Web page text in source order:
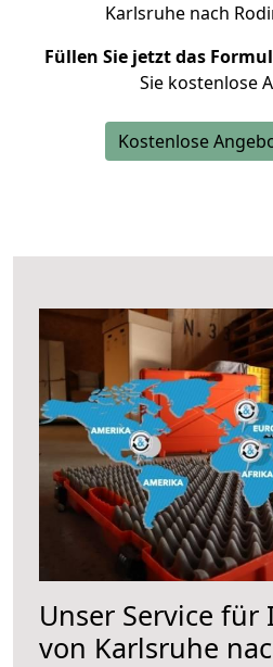
Karlsruhe nach
Füllen Sie jetzt das
Sie kostenlose
Kostenlose
Unser Service
von Karlsruhe